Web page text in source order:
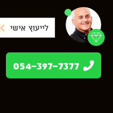
לייעוץ אישי
054-397-7377